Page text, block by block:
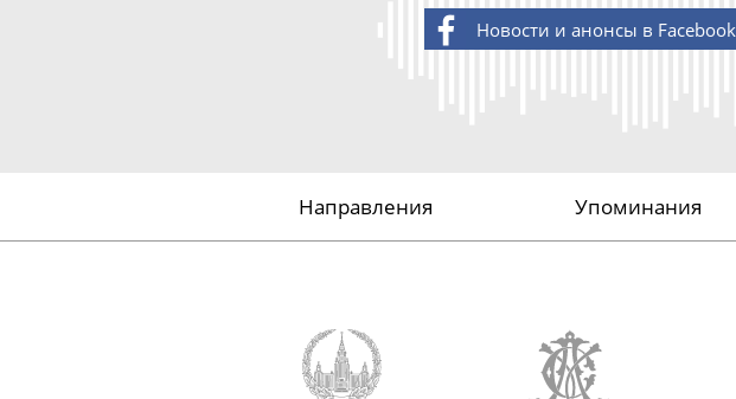
Новости и анонсы в Facebook
Направления Упоминания